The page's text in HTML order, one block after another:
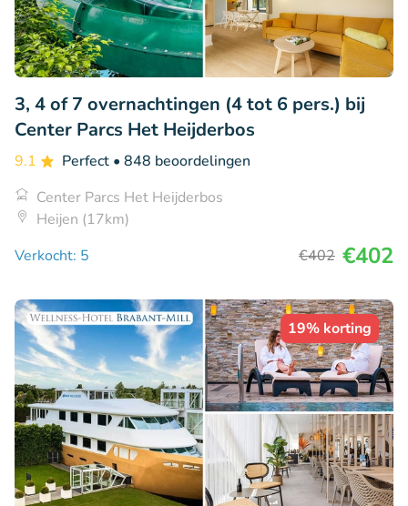
3, 4 of 7 overnachtingen (4 tot 6 pers.) bij
Center Parcs Het Heijderbos
9.1 Perfect • 848 beoordelingen
Center Parcs Het Heijderbos
Heijen (17km)
Verkocht: 5
€402 €402
19% korting